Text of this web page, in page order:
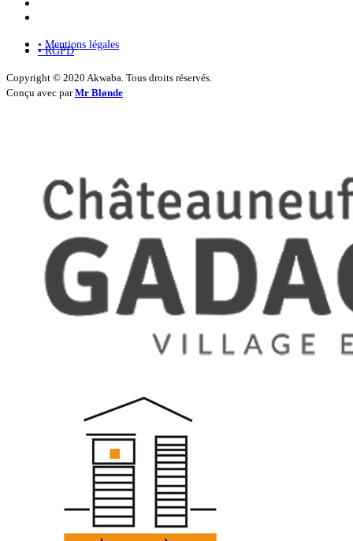
• Mentions légales
• RGPD
Copyright © 2020 Akwaba. Tous droits réservés.
Conçu avec parMr Blønde